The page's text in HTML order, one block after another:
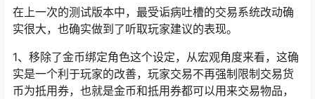
在上一次的测试版本中，最受诟病吐槽的交易系统改动确
实很大，也确实做到了听取玩家建议的表现。
1、移除了金币绑定角色这个设定，从宏观角度来看，这确
实是一个利于玩家的改善，玩家交易不再强制限制交易货
币为抵用券，也就是金币和抵用券都可以用来交易物品，